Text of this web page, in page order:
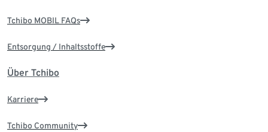
Tchibo MOBIL FAQs
Entsorgung / Inhaltsstoffe
Über Tchibo
Karriere
Tchibo Community